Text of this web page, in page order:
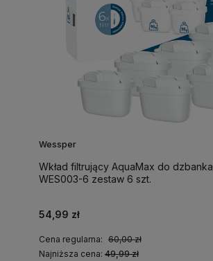
Wessper
Wkład filtrujący AquaMax do
WES003-6 zestaw 6 szt.
54,99 zł
Cena regularna: 60,00 zł
Najniższa cena: 49,99 zł